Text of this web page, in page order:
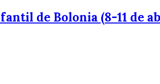
de Bolonia (8-11 de